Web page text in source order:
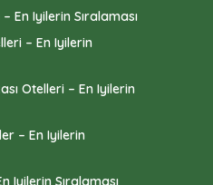
En Iyilerin Sıralaması
– En Iyilerin
Otelleri – En Iyilerin
– En Iyilerin
Iyilerin Sıralaması